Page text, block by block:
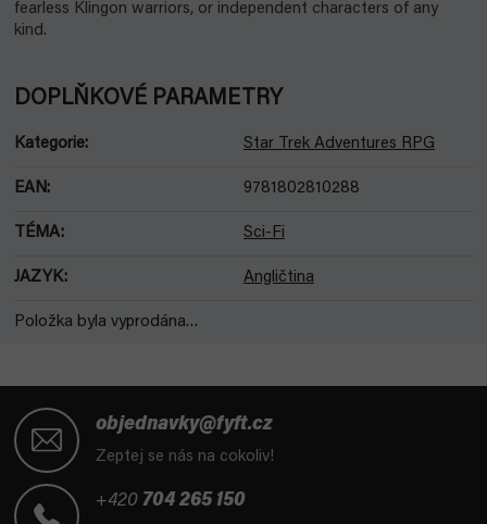
fearless Klingon warriors, or independent characters of any
kind.
DOPLŇKOVÉ PARAMETRY
Kategorie: Star Trek Adventures RPG
EAN: 9781802810288
TÉMA: Sci-Fi
JAZYK: Angličtina
Položka byla vyprodána…
objednavky@fyft.cz
Zeptej se nás na cokoliv!
+420 704 265 150